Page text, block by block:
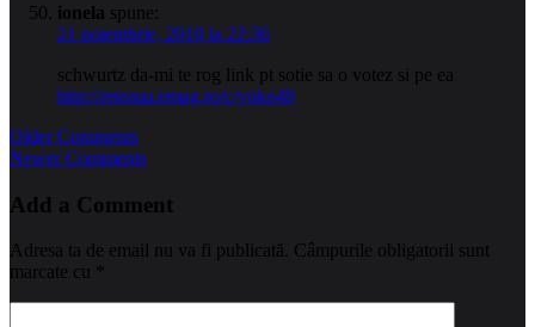
ionela spune:
21 noiembrie, 2010 la 22:36
schwurtz da-mi te rog link pt sotie sa o votez si pe ea
http://reteaua.emag.ro/c/yoko49
Comment
navigation
Older Comments
Newer Comments
Add a Comment
Adresa ta de email nu va fi publicată. Câmpurile obligatorii sunt
marcate cu